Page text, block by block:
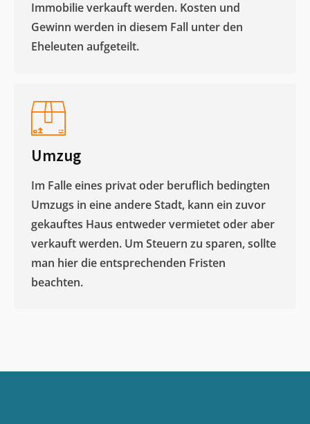
Immobilie verkauft werden. Kosten und
Gewinn werden in diesem Fall unter den
Eheleuten aufgeteilt.​
Umzug
Im Falle eines privat oder beruflich bedingten
Umzugs in eine andere Stadt, kann ein zuvor
gekauftes Haus entweder vermietet oder aber
verkauft werden. Um Steuern zu sparen, sollte
man hier die entsprechenden Fristen
beachten.